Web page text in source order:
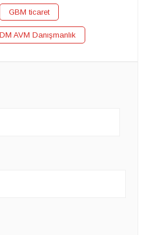
GBM ticaret
AVM Danışmanlık